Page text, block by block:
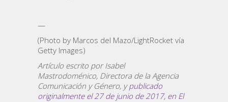
—
(Photo by Marcos del Mazo/LightRocket vía
Getty Images)
Artículo escrito por Isabel
Mastrodoménico, Directora de la Agencia
Comunicación y Género, ypublicado
originalmente el 27 de junio de 2017, en El